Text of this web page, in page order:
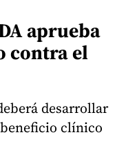
aprueba
contra el
desarrollar
clínico